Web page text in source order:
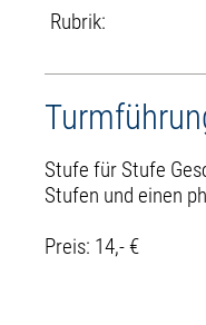
Rubrik:
Stufe für Stufe
Stufen und einen
Preis: 14,- €